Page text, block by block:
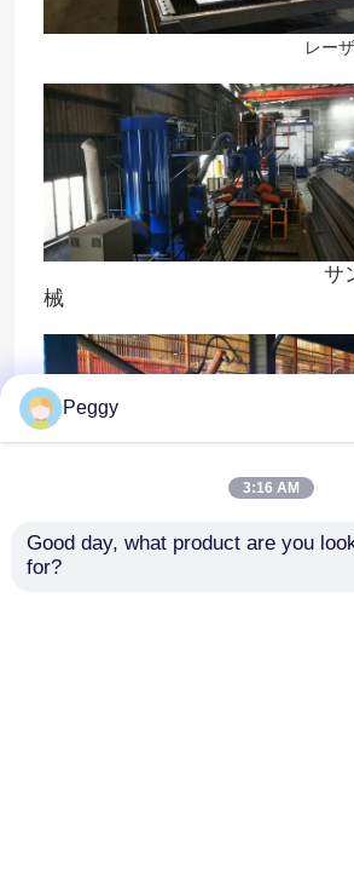
レー
サンド ブラ
械
roberの
Peggy
3:16 AM
Good day, what product are you
for?